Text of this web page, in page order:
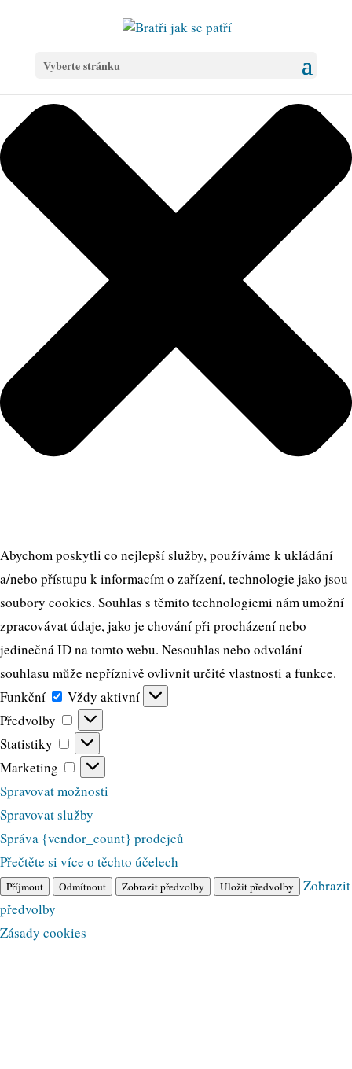
Abychom poskytli co nejlepší služby, používáme k ukládání
a/nebo přístupu k informacím o zařízení, technologie jako jsou
soubory cookies. Souhlas s těmito technologiemi nám umožní
zpracovávat údaje, jako je chování při procházení nebo
jedinečná ID na tomto webu. Nesouhlas nebo odvolání
souhlasu může nepříznivě ovlivnit určité vlastnosti a funkce.
Funkční
Funkční
Vždy aktivní
Předvolby
Předvolby
Statistiky
Statistiky
Marketing
Marketing
Spravovat možnosti
Spravovat služby
Správa {vendor_count} prodejců
Přečtěte si více o těchto účelech
Příjmout Odmítnout Zobrazit předvolby Uložit předvolby
Zobrazit
předvolby
Zásady cookies
Vyberte stránku